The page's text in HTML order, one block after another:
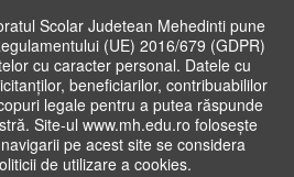
Scolar Judetean Mehedinti pune
(UE) 2016/679 (GDPR)
cu caracter personal. Datele cu
beneficiarilor, contribuabililor
legale pentru a putea răspunde
Site-ul www.mh.edu.ro folosește
pe acest site se considera
de utilizare a cookies.
Didactice